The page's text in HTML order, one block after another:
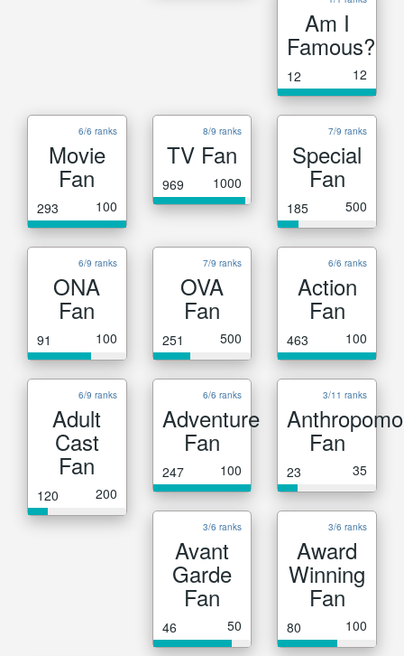
Am I
Famous?
12 12
6/6 ranks
Movie
Fan
293 100
8/9 ranks
TV Fan
969 1000
7/9 ranks
Special
Fan
185 500
6/9 ranks
ONA
Fan
91 100
7/9 ranks
OVA
Fan
251 500
6/6 ranks
Action
Fan
463 100
6/9 ranks
Adult
Cast
Fan
120 200
6/6 ranks
Adventure
Fan
247 100
3/11 ranks
Fan
23 35
3/6 ranks
Avant
Garde
Fan
46 50
3/6 ranks
Award
Winning
Fan
80 100